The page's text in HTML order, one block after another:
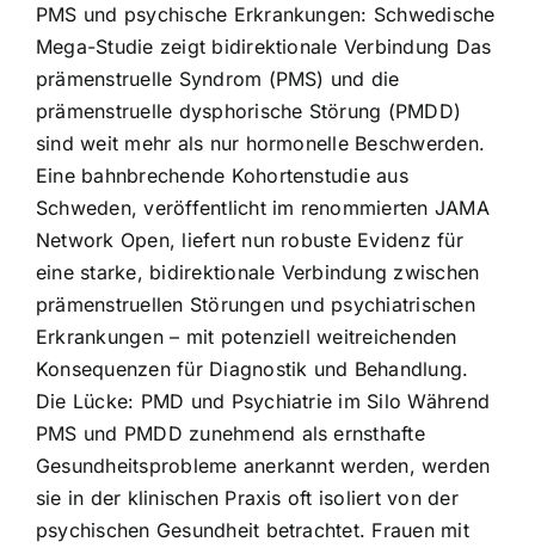
PMS und psychische Erkrankungen: Schwedische
Mega-Studie zeigt bidirektionale Verbindung Das
prämenstruelle Syndrom (PMS) und die
prämenstruelle dysphorische Störung (PMDD)
sind weit mehr als nur hormonelle Beschwerden.
Eine bahnbrechende Kohortenstudie aus
Schweden, veröffentlicht im renommierten JAMA
Network Open, liefert nun robuste Evidenz für
eine starke, bidirektionale Verbindung zwischen
prämenstruellen Störungen und psychiatrischen
Erkrankungen – mit potenziell weitreichenden
Konsequenzen für Diagnostik und Behandlung.
Die Lücke: PMD und Psychiatrie im Silo Während
PMS und PMDD zunehmend als ernsthafte
Gesundheitsprobleme anerkannt werden, werden
sie in der klinischen Praxis oft isoliert von der
psychischen Gesundheit betrachtet. Frauen mit